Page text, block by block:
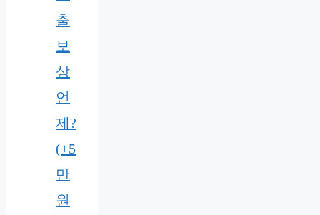
출
보
상
언
제?
(+5
만
원